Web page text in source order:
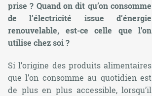
prise ? Quand on dit qu’on consomme
de l’électricité issue d’énergie
renouvelable, est-ce celle que l’on
utilise chez soi ?
Si l’origine des produits alimentaires
que l’on consomme au quotidien est
de plus en plus accessible, lorsqu’il